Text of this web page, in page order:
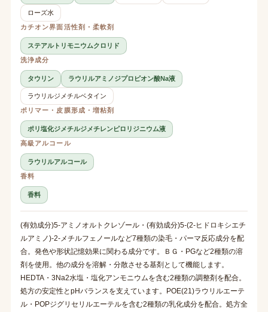
ローズ水
カチオン界面活性剤・柔軟剤
ステアルトリモニウムクロリド
洗浄成分
タウリン ラウリルアミノジプロピオン酸Na液
ラウリルジメチルベタイン
ポリマー・皮膜形成・増粘剤
ポリ塩化ジメチルジメチレンピロリジニウム液
高級アルコール
ラウリルアルコール
香料
香料
(有効成分)5-アミノオルトクレゾール・(有効成分)5-(2-ヒドロキシエチ
ルアミノ)-2-メチルフェノールなど7種類の染毛・パーマ反応成分を配
合。発色や形状記憶効果に関わる成分です。ＢＧ・PGなど2種類の溶
剤を使用。他の成分を溶解・分散させる基剤として機能します。
HEDTA・3Na2水塩・塩化アンモニウムを含む2種類の調整剤を配合。
処方の安定性とpHバランスを支えています。POE(21)ラウリルエーテ
ル・POPジグリセリルエーテルを含む2種類の乳化成分を配合。処方全